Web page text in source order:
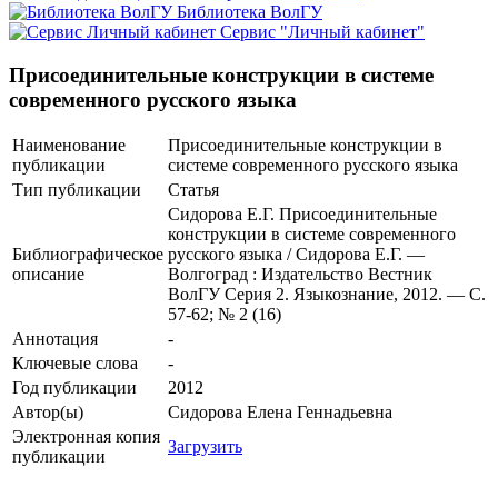
Библиотека ВолГУ
Сервис "Личный кабинет"
Присоединительные конструкции в системе
современного русского языка
Наименование
публикации
Присоединительные конструкции в
системе современного русского языка
Тип публикации
Статья
Библиографическое
описание
Сидорова Е.Г. Присоединительные
конструкции в системе современного
русского языка / Сидорова Е.Г. —
Волгоград : Издательство Вестник
ВолГУ Серия 2. Языкознание, 2012. — С.
57-62; № 2 (16)
Аннотация
-
Ключевые cлова
-
Год публикации
2012
Автор(ы)
Сидорова Елена Геннадьевна
Электронная копия
публикации
Загрузить